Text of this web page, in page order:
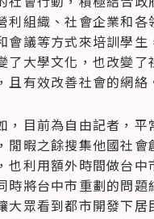
利組織、社會企業和各
會議等方式來培訓學生
了大學文化，也改變了
且有效改善社會的網絡
，目前為自由記者，平
閒暇之餘搜集他國社會
也利用額外時間做台中
時將台中市重劃的問題
大眾看到都市開發下居